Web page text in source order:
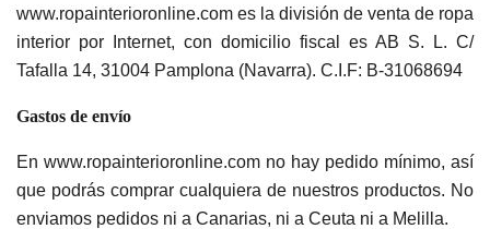
www.ropainterioronline.com es la división de venta de ropa
interior por Internet, con domicilio fiscal es AB S. L. C/
Tafalla 14, 31004 Pamplona (Navarra). C.I.F: B-31068694
Gastos de envío
En www.ropainterioronline.com no hay pedido mínimo, así
que podrás comprar cualquiera de nuestros productos. No
enviamos pedidos ni a Canarias, ni a Ceuta ni a Melilla.